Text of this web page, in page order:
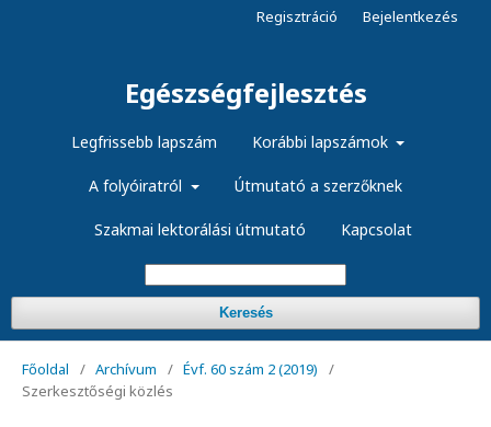
Egészségfejlesztés
Legfrissebb lapszám Korábbi lapszámok
A folyóiratról Útmutató a szerzőknek
Szakmai lektorálási útmutató Kapcsolat
Keresés
Regisztráció Bejelentkezés
Főoldal / Archívum / Évf. 60 szám 2 (2019)
/
Szerkesztőségi közlés